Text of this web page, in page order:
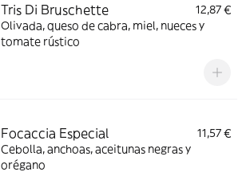
Tris Di Bruschette
12,87 €
Olivada, queso de cabra, miel, nueces y
tomate rústico
Focaccia Especial
11,57 €
Cebolla, anchoas, aceitunas negras y
orégano